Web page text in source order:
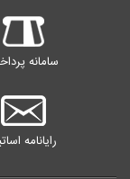
سامانه
رایانامه